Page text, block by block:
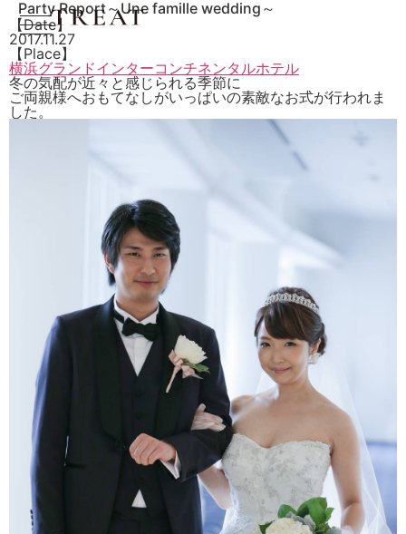
Party Report～Une famille wedding～
【Date】
2017.11.27
【Place】
横浜グランドインターコンチネンタルホテル
冬の気配が近々と感じられる季節に
ご両親様へおもてなしがいっぱいの素敵なお式が行われま
した。